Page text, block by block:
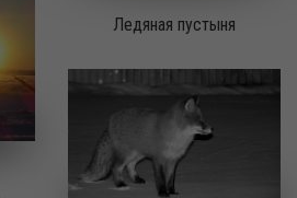
Ледяная пустыня